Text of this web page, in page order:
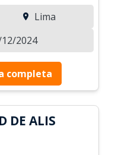
Lima
2024
completa
DE ALIS